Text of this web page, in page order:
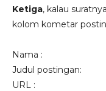
Ketiga, kalau
kolom kometar
Nama :
Judul postingan:
URL :